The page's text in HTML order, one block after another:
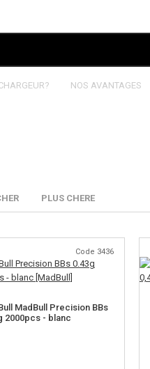
NOS AVANTAGES
PLUS CHERE
Code 3436
MadBull Precision BBs
2000pcs - blanc